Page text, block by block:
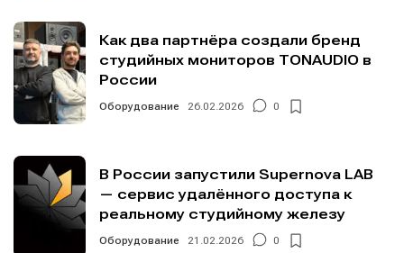
Как два партнёра создали бренд
студийных мониторов TONAUDIO в
России
Оборудование 26.02.2026 0
В России запустили Supernova LAB
— сервис удалённого доступа к
реальному студийному железу
Оборудование 21.02.2026 0